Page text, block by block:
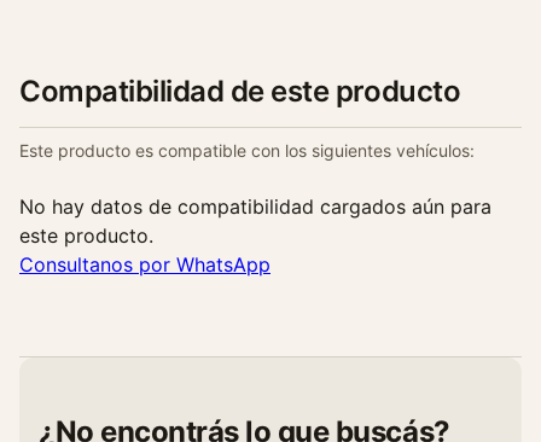
Compatibilidad de este producto
Este producto es compatible con los siguientes vehículos:
No hay datos de compatibilidad cargados aún para
este producto.
Consultanos por WhatsApp
¿No encontrás lo que buscás?